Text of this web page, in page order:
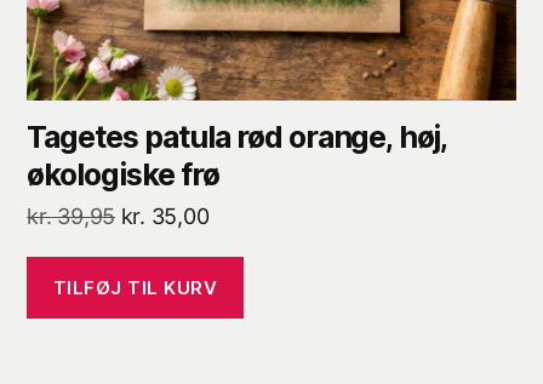
Tagetes patula rød orange, høj,
økologiske frø
kr.39,95 Den
pris
var:
kr. 35,00Den
pris
er:
TILFØJ TIL KURV